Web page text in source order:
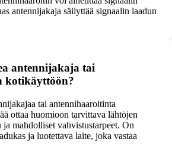
antennijakaja säilyttää signaalin laadun
antennijakaja tai
kotikäyttöön?
tai antennihaaroitinta
ottaa huomioon tarvittava lähtöjen
ja mahdolliset vahvistustarpeet. On
ja luotettava laite, joka vastaa